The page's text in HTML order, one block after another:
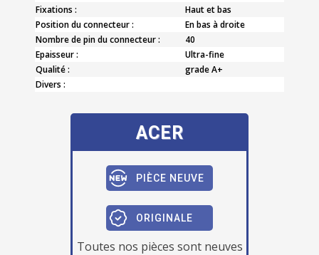
Fixations :
Haut et bas
Position du connecteur :
En bas à droite
Nombre de pin du connecteur :
40
Epaisseur :
Ultra-fine
Qualité :
grade A+
Divers :
ACER
PIÈCE NEUVE
ORIGINALE
Toutes nos pièces sont neuves